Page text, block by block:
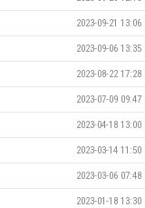
2023-09-21 13:06
2023-09-06 13:35
2023-08-22 17:28
2023-07-09 09:47
2023-04-18 13:00
2023-03-14 11:50
2023-03-06 07:48
2023-01-18 13:30